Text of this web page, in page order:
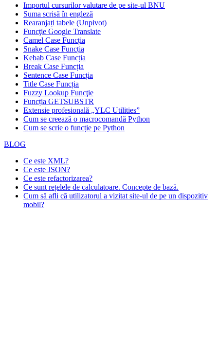
Importul cursurilor valutare de pe site-ul BNU
Suma scrisă în engleză
Rearanjați tabele (Unpivot)
Funcţie Google Translate
Camel Case Funcția
Snake Case Funcția
Kebab Case Funcția
Break Case Funcția
Sentence Case Funcția
Title Case Funcția
Fuzzy Lookup Funcţie
Funcția GETSUBSTR
Extensie profesională „YLC Utilities”
Cum se creează o macrocomandă Python
Cum se scrie o funcție pe Python
BLOG
Ce este XML?
Ce este JSON?
Ce este refactorizarea?
Ce sunt rețelele de calculatoare. Concepte de bază.
Cum să afli că utilizatorul a vizitat site-ul de pe un dispozitiv
mobil?